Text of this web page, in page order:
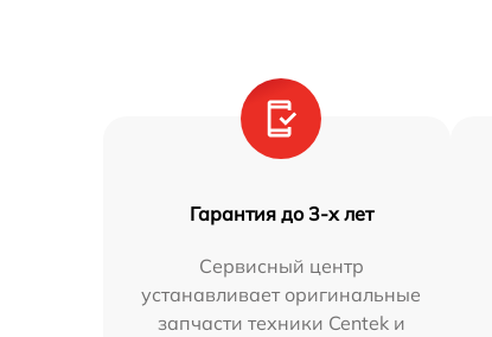
Гарантия до 3-х лет
Сервисный центр
устанавливает оригинальные
запчасти техники Centek и